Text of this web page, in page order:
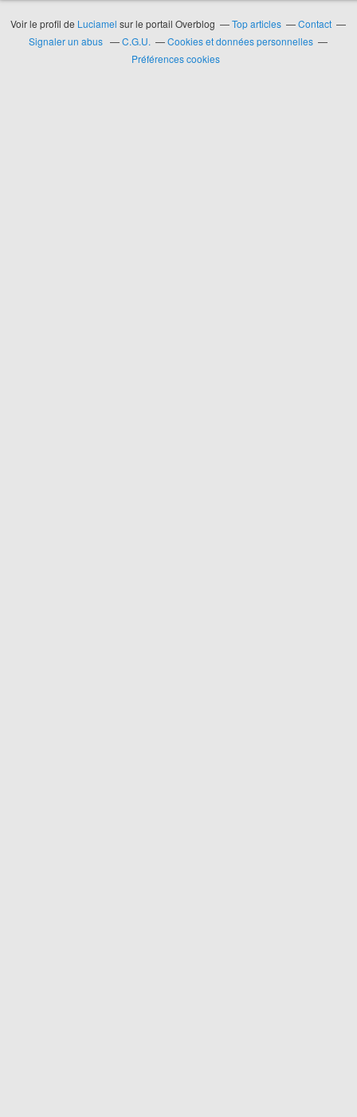
Voir le profil de Luciamel sur le portail Overblog Top articles
Contact
Signaler un abus
C.G.U.
Cookies et données personnelles
Préférences cookies